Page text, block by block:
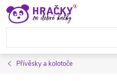
Přejít
obsah
Přívěsky a kolotoče